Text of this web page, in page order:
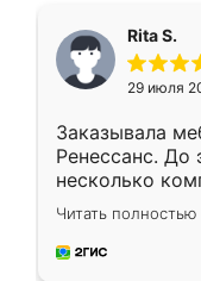
Rita S.
29 июля
Заказывала
Ренессанс. До
несколько
эту. Сначала
приехал
и снял
Читать полностью